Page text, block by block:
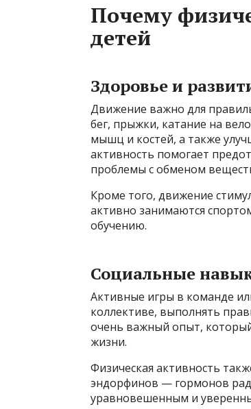
Почему
детей
Здоровье и
Движение важно для
бег, прыжки, катание на
мышц и костей, а также
активность помогает
проблемы с обменом
Кроме того, движение
активно занимаются
обучению.
Социальные
Активные игры в команде
коллективе, выполнять
очень важный опыт,
жизни.
Физическая активность
эндорфинов — гормонов
уравновешенным и